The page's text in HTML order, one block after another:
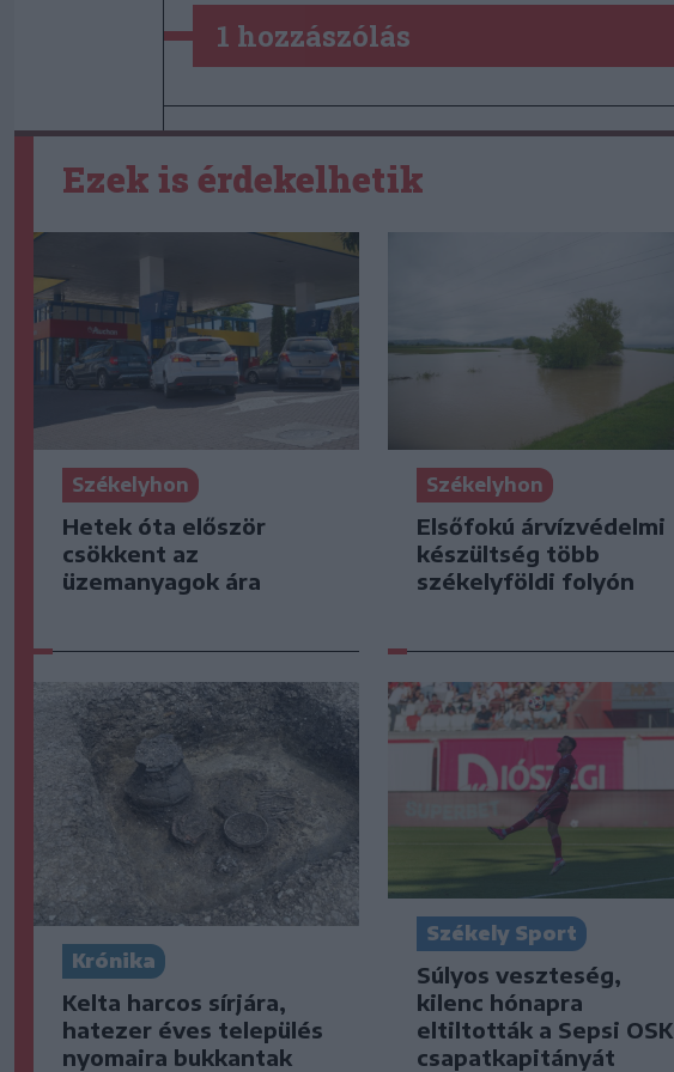
1 hozzászólás
Ezek is érdekelhetik
Székelyhon
Hetek óta először
csökkent az
üzemanyagok ára
Székelyhon
Elsőfokú árvízvédelmi
készültség több
székelyföldi folyón
Krónika
Kelta harcos sírjára,
hatezer éves település
nyomaira bukkantak
Székely Sport
Súlyos veszteség,
kilenc hónapra
eltiltották a Sepsi OSK
csapatkapitányát